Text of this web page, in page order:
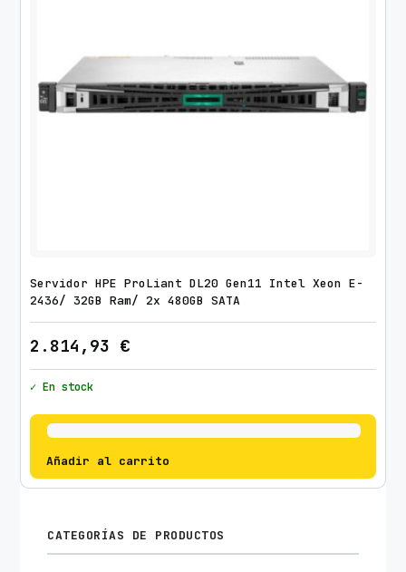
Servidor HPE ProLiant DL20 Gen11 Intel Xeon E-
2436/ 32GB Ram/ 2x 480GB SATA
2.814,93 €
✓ En stock
Añadir al carrito
CATEGORÍAS DE PRODUCTOS